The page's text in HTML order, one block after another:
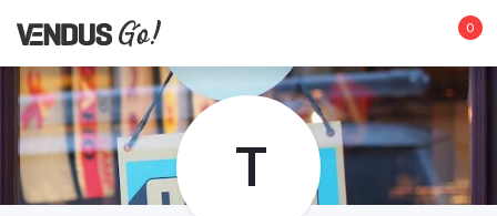
0
T